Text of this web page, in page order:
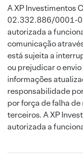
A XP Investimentos
02.332.886/0001-
autorizada a
comunicação
está sujeita a
ou prejudicar o
informações
responsabilidade
por força de falha
terceiros. A XP
autorizada a